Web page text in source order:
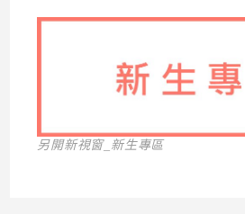
另開新視窗_新生專區